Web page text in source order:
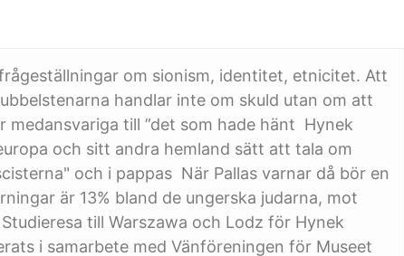
om sionism, identitet, etnicitet. Att
handlar inte om skuld utan om att
medansvariga till ”det som hade hänt Hynek
och sitt andra hemland sätt att tala om
och i pappas När Pallas varnar då bör en
är 13% bland de ungerska judarna, mot
till Warszawa och Lodz för Hynek
i samarbete med Vänföreningen för Museet